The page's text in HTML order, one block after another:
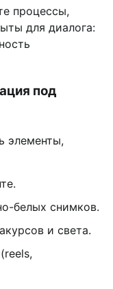
процессы,
для диалога:
под
элементы,
белых снимков.
и света.